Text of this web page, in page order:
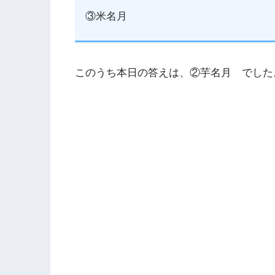
③米名月
このうち本日の答えは、②芋名月 でした